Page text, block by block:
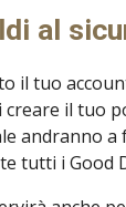
al
il tuo
creare il tuo
andranno a
tutti i Good